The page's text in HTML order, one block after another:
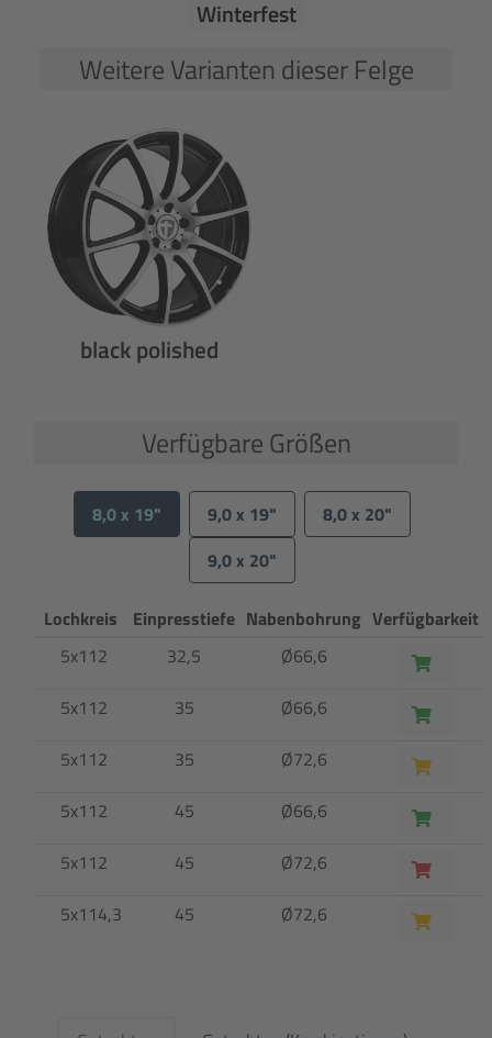
Winterfest
Weitere Varianten dieser Felge
black polished
Verfügbare Größen
8,0 x 19" 9,0 x 19"
8,0 x 20"
9,0 x 20"
Lochkreis Einpresstiefe Nabenbohrung Verfügbarkeit
5x112
32,5
Ø66,6
5x112
35
Ø66,6
5x112
35
Ø72,6
5x112
45
Ø66,6
5x112
45
Ø72,6
5x114,3
45 Ø72,6